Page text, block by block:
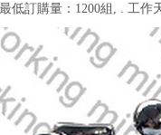
低訂購量：1200組, . 工作